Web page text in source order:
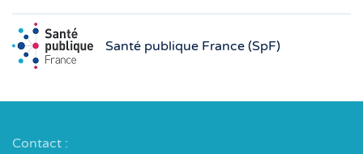
Santé publique France (SpF)
Contact :